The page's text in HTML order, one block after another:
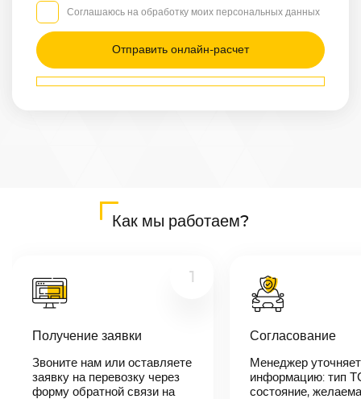
Грузовой
Другое
средство
Седан
/
Маршрут
Артем —
менеджер-
свяжется с
вами,
согласует
Соглашаюсь на обработку моих персональных данных
Как мы работаем?
1
Получение заявки
Звоните нам или оставляете
заявку на перевозку через
форму обратной связи на
Согласование
Менеджер уточняет
информацию: тип
состояние,